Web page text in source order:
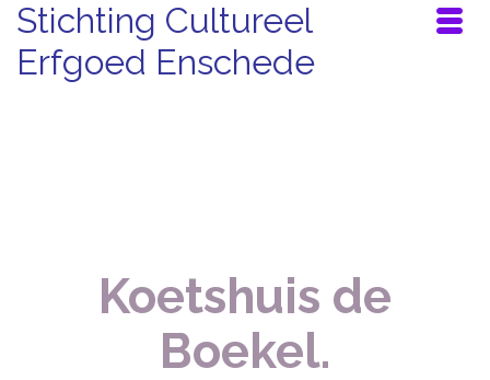
Stichting Cultureel
Erfgoed Enschede
Koetshuis de
Boekel.